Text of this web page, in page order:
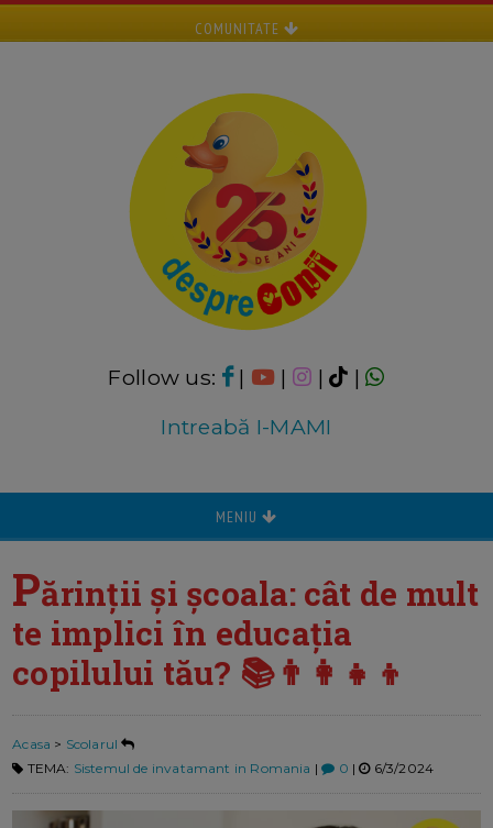
COMUNITATE
Follow us: | | |
|
Intreabă I-MAMI
MENIU
Părinții și școala: cât de mult
te implici în educația
copilului tău? 📚👨‍👩‍👧‍👦
Acasa > Scolarul
TEMA: Sistemul de invatamant in Romania | 0 | 6/3/2024